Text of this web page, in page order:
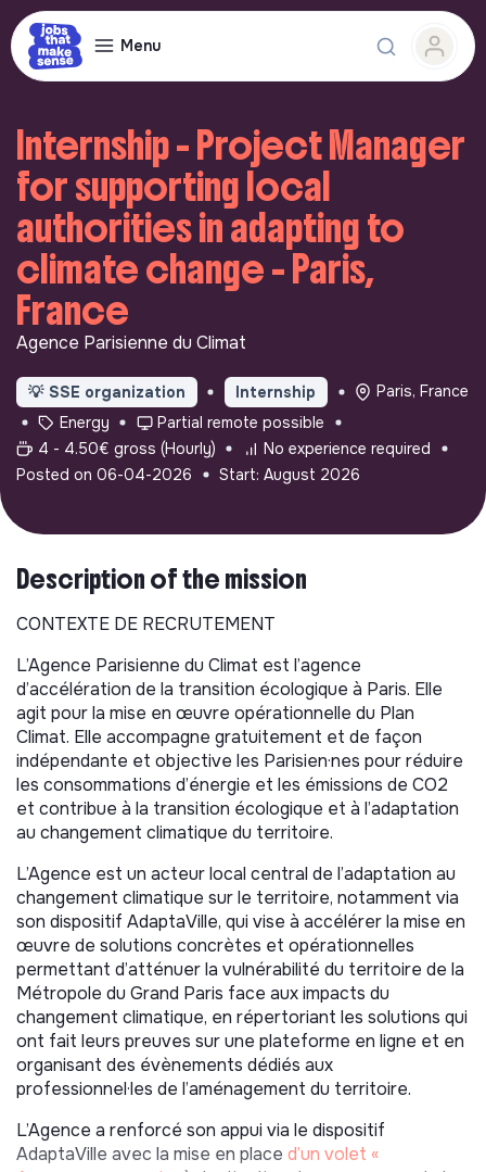
Menu
Internship - Project Manager
for supporting local
authorities in adapting to
climate change - Paris,
France
Agence Parisienne du Climat
💡 SSE organization Internship
Paris, France
Energy
Partial remote possible
4 - 4.50€ gross (Hourly)
No experience required
Posted on 06-04-2026
Start: August 2026
Description of the mission
CONTEXTE DE RECRUTEMENT
L’Agence Parisienne du Climat est l’agence
d’accélération de la transition écologique à Paris. Elle
agit pour la mise en œuvre opérationnelle du Plan
Climat. Elle accompagne gratuitement et de façon
indépendante et objective les Parisien·nes pour réduire
les consommations d’énergie et les émissions de CO2
et contribue à la transition écologique et à l’adaptation
au changement climatique du territoire.
L’Agence est un acteur local central de l’adaptation au
changement climatique sur le territoire, notamment via
son dispositif AdaptaVille, qui vise à accélérer la mise en
œuvre de solutions concrètes et opérationnelles
permettant d’atténuer la vulnérabilité du territoire de la
Métropole du Grand Paris face aux impacts du
changement climatique, en répertoriant les solutions qui
ont fait leurs preuves sur une plateforme en ligne et en
organisant des évènements dédiés aux
professionnel·les de l’aménagement du territoire.
L’Agence a renforcé son appui via le dispositif
AdaptaVille avec la mise en place d’un volet «